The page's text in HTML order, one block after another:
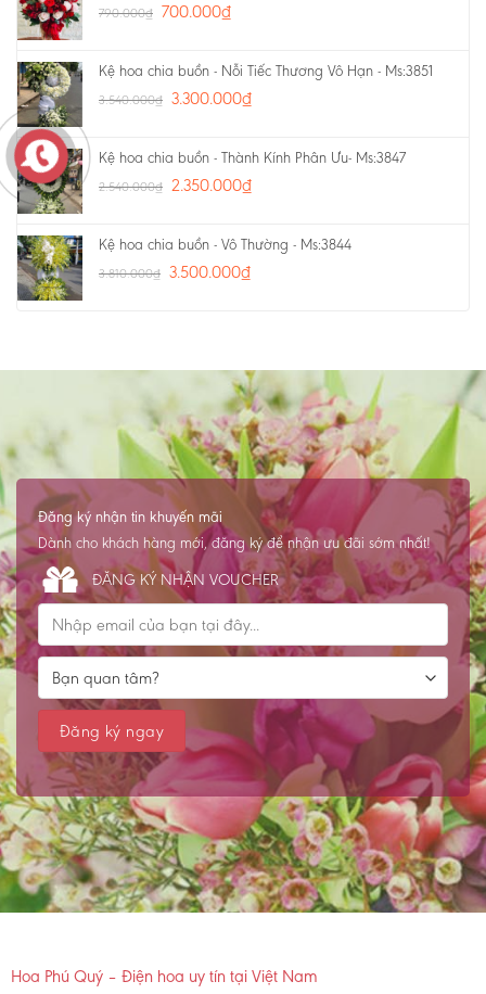
790.000₫ 700.000₫
Kệ hoa chia buồn - Nỗi Tiếc Thương Vô Hạn - Ms:3851
3.540.000₫ 3.300.000₫
Kệ hoa chia buồn - Thành Kính Phân Ưu- Ms:3847
2.540.000₫ 2.350.000₫
Kệ hoa chia buồn - Vô Thường - Ms:3844
3.810.000₫ 3.500.000₫
Đăng ký nhận tin khuyến mãi
Dành cho khách hàng mới, đăng ký để nhận ưu đãi sớm nhất!
ĐĂNG KÝ NHẬN VOUCHER
Hoa Phú Quý – Điện hoa uy tín tại Việt Nam